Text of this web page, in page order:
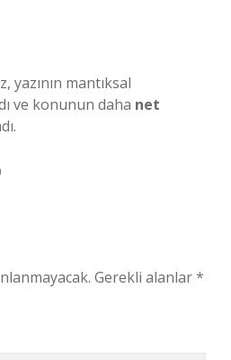
yazının mantıksal
ve konunun daha net
Gerekli alanlar*